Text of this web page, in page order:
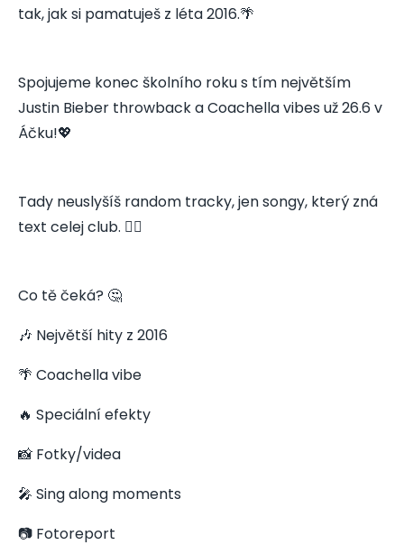
tak, jak si pamatuješ z léta 2016.🌴
Spojujeme konec školního roku s tím největším
Justin Bieber throwback a Coachella vibes už 26.6 v
Áčku!💖
Tady neuslyšíš random tracky, jen songy, který zná
text celej club. 👇🏻
Co tě čeká? 🤔
🎶 Největší hity z 2016
🌴 Coachella vibe
🔥 Speciální efekty
📸 Fotky/videa
🎤 Sing along moments
📷 Fotoreport